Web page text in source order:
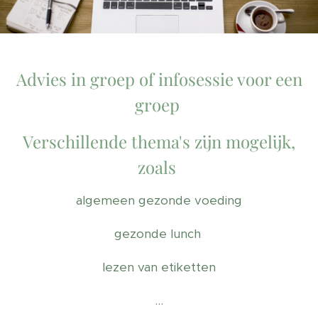
Advies in groep of infosessie voor een
groep
Verschillende thema's zijn mogelijk,
zoals
algemeen gezonde voeding
gezonde lunch
lezen van etiketten
...